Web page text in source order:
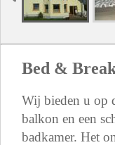
Bed &
Wij bieden u op
balkon en een
badkamer. Het